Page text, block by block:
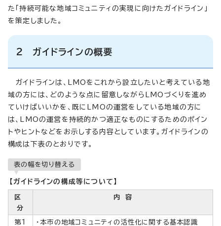
た「持続可能な地域コミュニティの実現に向けたガイドライン」
を策定しました。
2 ガイドラインの概要
ガイドラインは、LMOをこれから設立したいと考えている地
域の方には、どのような点に留意しながらLMOづくりを進め
ていけばいいかを、既にLMOの運営をしている地域の方に
は、LMOの運営を持続的かつ適正なものにするためのポイン
トやヒントなどをお示しする内容としています。ガイドラインの
構成は下表のとおりです。
表の幅を切り替える
【ガイドラインの構成等について】
区
分
内 容
第1
・本市の地域コミュニティの活性化に関する基本認識